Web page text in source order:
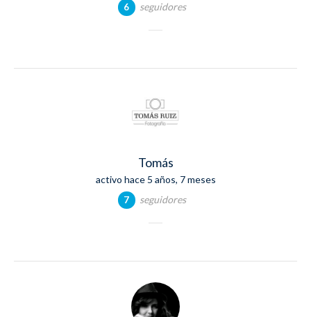
6 seguidores
Tomás
activo hace 5 años, 7 meses
7 seguidores